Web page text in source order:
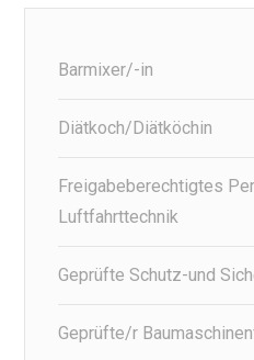
Barmixer/-in
Diätkoch/Diätköchin
Freigabeberechtigtes
Luftfahrttechnik
Geprüfte Schutz-und
Geprüfte/r